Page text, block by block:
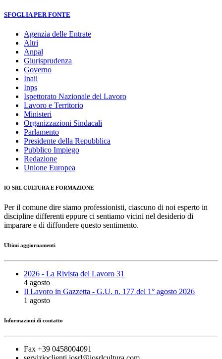
SFOGLIA PER FONTE
Agenzia delle Entrate
Altri
Anpal
Giurisprudenza
Governo
Inail
Inps
Ispettorato Nazionale del Lavoro
Lavoro e Territorio
Ministeri
Organizzazioni Sindacali
Parlamento
Presidente della Repubblica
Pubblico Impiego
Redazione
Unione Europea
IO SRL CULTURA E FORMAZIONE
Per il comune dire siamo professionisti, ciascuno di noi esperto in
discipline differenti eppure ci sentiamo vicini nel desiderio di
imparare e di diffondere questo sentimento.
Ultimi aggiornamenti
2026 - La Rivista del Lavoro 31
4 agosto
Il Lavoro in Gazzetta - G.U. n. 177 del 1° agosto 2026
1 agosto
Informazioni di contatto
Fax +39 0458004091